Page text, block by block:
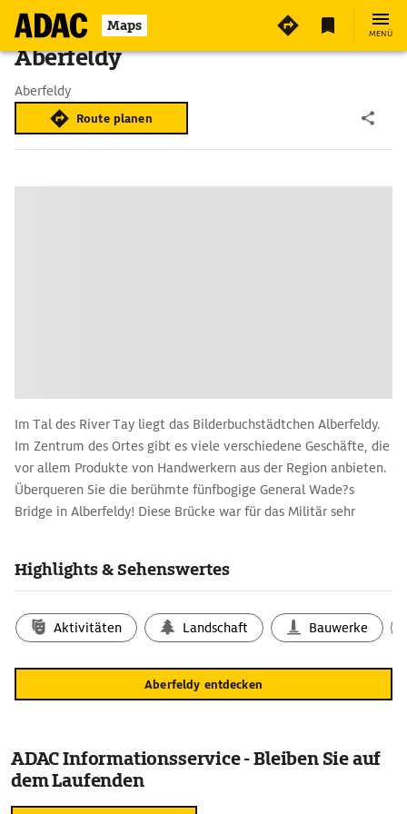
Maps MENÜ
Aberfeldy
Aberfeldy
Route planen
Im Tal des River Tay liegt das Bilderbuchstädtchen Alberfeldy.
Im Zentrum des Ortes gibt es viele verschiedene Geschäfte, die
vor allem Produkte von Handwerkern aus der Region anbieten.
Überqueren Sie die berühmte fünfbogige General Wade?s
Bridge in Alberfeldy! Diese Brücke war für das Militär sehr
Highlights & Sehenswertes
Aktivitäten Landschaft Bauwerke
Aberfeldy entdecken
ADAC Informationsservice - Bleiben Sie auf
dem Laufenden